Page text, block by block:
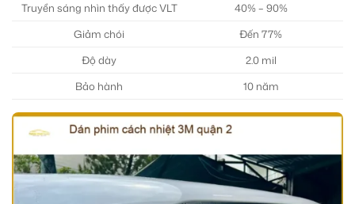
Truyền sáng nhìn thấy được VLT
40% – 90%
Giảm chói
Đến 77%
Độ dày
2.0 mil
Bảo hành
10 năm